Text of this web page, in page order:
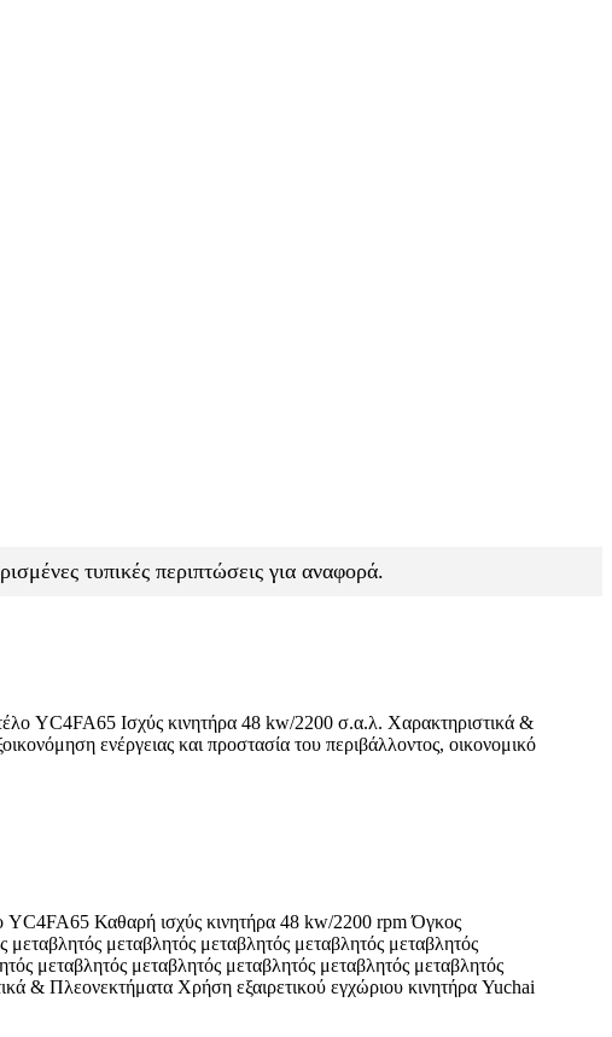
τυπικές περιπτώσεις για αναφορά.
YC4FA65 Ισχύς κινητήρα 48 kw/2200 σ.α.λ. Χαρακτηριστικά &
ενέργειας και προστασία του περιβάλλοντος, οικονομικό
YC4FA65 Καθαρή ισχύς κινητήρα 48 kw/2200 rpm Όγκος
μεταβλητός μεταβλητός μεταβλητός μεταβλητός
μεταβλητός μεταβλητός μεταβλητός μεταβλητός μεταβλητός
& Πλεονεκτήματα Χρήση εξαιρετικού εγχώριου κινητήρα Yuchai